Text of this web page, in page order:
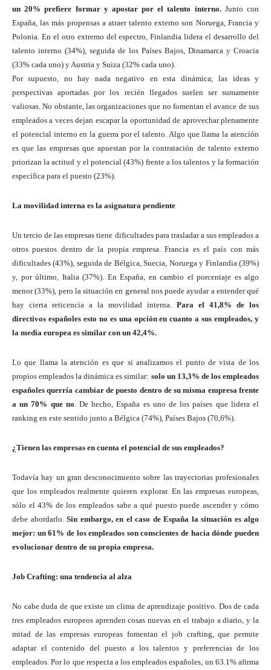
un 20% prefiere formar y apostar por el talento interno.Junto con
España, las más propensas a atraer talento externo son Noruega, Francia y
Polonia. En el otro extremo del espectro, Finlandia lidera el desarrollo del
talento interno (34%), seguida de los Países Bajos, Dinamarca y Croacia
(33% cada uno) y Austria y Suiza (32% cada uno).
Por supuesto, no hay nada negativo en esta dinámica; las ideas y
perspectivas aportadas por los recién llegados suelen ser sumamente
valiosas. No obstante, las organizaciones que no fomentan el avance de sus
empleados a veces dejan escapar la oportunidad de aprovechar plenamente
el potencial interno en la guerra por el talento. Algo que llama la atención
es que las empresas que apuestan por la contratación de talento externo
priorizan la actitud y el potencial (43%) frente a los talentos y la formación
específica para el puesto (23%).
La movilidad interna es la asignatura pendiente
Un tercio de las empresas tiene dificultades para trasladar a sus empleados a
otros puestos dentro de la propia empresa. Francia es el país con más
dificultades (43%), seguida de Bélgica, Suecia, Noruega y Finlandia (39%)
y, por último, Italia (37%). En España, en cambio el porcentaje es algo
menor (33%), pero la situación en general nos puede ayudar a entender qué
hay cierta reticencia a la movilidad interna. Para el 41,8% de los
directivos españoles esto no es una opción en cuanto a sus empleados, y
la media europea es similar con un 42,4%.
Lo que llama la atención es que si analizamos el punto de vista de los
propios empleados la dinámica es similar: solo un 13,3% de los empleados
españoles querría cambiar de puesto dentro de su misma empresa frente
a un 70% que no . De hecho, España es uno de los países que lidera el
ranking en este sentido junto a Bélgica (74%), Países Bajos (70,6%).
¿Tienen las empresas en cuenta el potencial de sus empleados?
Todavía hay un gran desconocimiento sobre las trayectorias profesionales
que los empleados realmente quieren explorar. En las empresas europeas,
sólo el 43% de los empleados sabe a qué puesto puede ascender y cómo
debe abordarlo. Sin embargo, en el caso de España la situación es algo
mejor: un 61% de los empleados son conscientes de hacia dónde pueden
evolucionar dentro de su propia empresa.
Job Crafting: una tendencia al alza
No cabe duda de que existe un clima de aprendizaje positivo. Dos de cada
tres empleados europeos aprenden cosas nuevas en el trabajo a diario, y la
mitad de las empresas europeas fomentan el job crafting, que permite
adaptar el contenido del puesto a los talentos y preferencias de los
empleados. Por lo que respecta a los empleados españoles, un 63.1% afirma